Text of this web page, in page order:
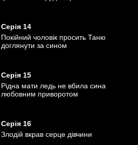
Серія 14
Покійний чоловік просить Таню
доглянути за сином
Серія 15
Рідна мати ледь не вбила сина
любовним приворотом
Серія 16
Злодій вкрав серце дівчини